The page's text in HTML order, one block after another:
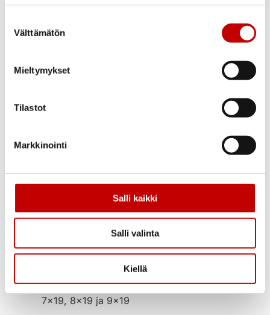
valinta
Välttämätön
Mieltymykset
Tilastot
Markkinointi
Salli kaikki
Salli valinta
Kiellä
Sivuttaissäädettävät kulkuaukkosaranat
Lukkorunko
Karmissa tiiviste
42×92 mm mäntykarmi
Symmetrinen, kätisyys valittavissa
asennettaessa.
7×19, 8×19 ja 9×19